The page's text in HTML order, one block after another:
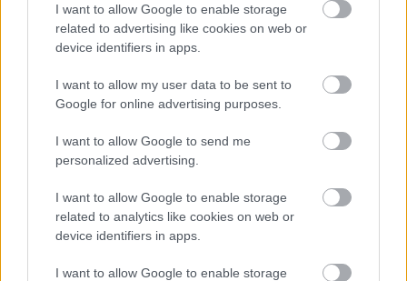
I want to allow Google to enable storage
related to advertising like cookies on web or
device identifiers in apps.
I want to allow my user data to be sent to
Google for online advertising purposes.
I want to allow Google to send me
personalized advertising.
I want to allow Google to enable storage
related to analytics like cookies on web or
device identifiers in apps.
I want to allow Google to enable storage